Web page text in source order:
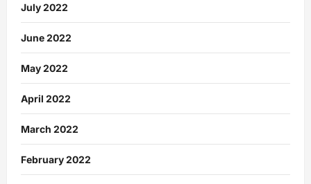
July 2022
June 2022
May 2022
April 2022
March 2022
February 2022